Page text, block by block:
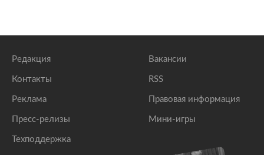
Редакция
Контакты
Реклама
Пресс-релизы
Техподдержка
Вакансии
RSS
Правовая информация
Мини-игры